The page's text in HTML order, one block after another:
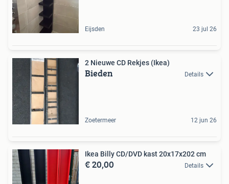
Eijsden 23 jul 26
2 Nieuwe CD Rekjes (Ikea)
Bieden Details
Zoetermeer 12 jun 26
Ikea Billy CD/DVD kast 20x17x202 cm
€ 20,00 Details